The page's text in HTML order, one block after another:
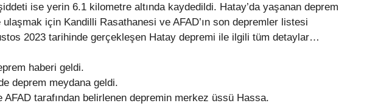
ise yerin 6.1 kilometre altında kaydedildi. Hatay’da yaşanan deprem
ulaşmak için Kandilli Rasathanesi ve AFAD’ın son depremler listesi
2023 tarihinde gerçekleşen Hatay depremi ile ilgili tüm detaylar…
haberi geldi.
deprem meydana geldi.
tarafından belirlenen depremin merkez üssü Hassa.